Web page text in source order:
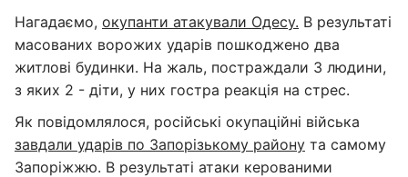
Нагадаємо, окупанти атакували Одесу. В результаті
масованих ворожих ударів пошкоджено два
житлові будинки. На жаль, постраждали 3 людини,
з яких 2 - діти, у них гостра реакція на стрес.
Як повідомлялося, російські окупаційні війська
завдали ударів по Запорізькому району та самому
Запоріжжю. В результаті атаки керованими